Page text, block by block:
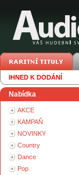
IHNED K DODÁNÍ
Nabídka
AKCE
KAMPAŇ
NOVINKY
Country
Dance
Pop